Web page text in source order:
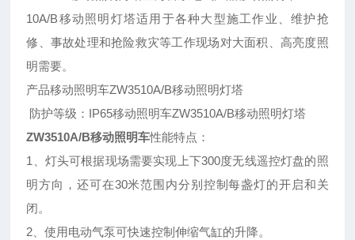
10A/B移动照明灯塔适用于各种大型施工作业、维护抢
修、事故处理和抢险救灾等工作现场对大面积、高亮度照
明需要。
产品移动照明车ZW3510A/B移动照明灯塔
防护等级：IP65移动照明车ZW3510A/B移动照明灯塔
ZW3510A/B移动照明车性能特点：
1、灯头可根据现场需要实现上下300度无线遥控灯盘的照
明方向，还可在30米范围内分别控制每盏灯的开启和关
闭。
2、使用电动气泵可快速控制伸缩气缸的升降。